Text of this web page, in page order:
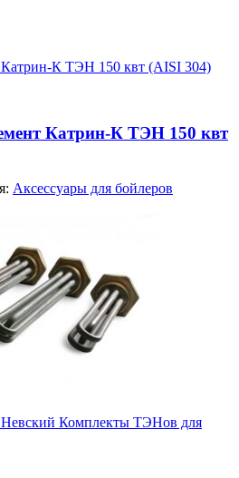
Катрин-К ТЭН 150 квт (AISI 304)
Катрин-К ТЭН 150 квт
Аксессуары для бойлеров
Невский Комплекты ТЭНов для